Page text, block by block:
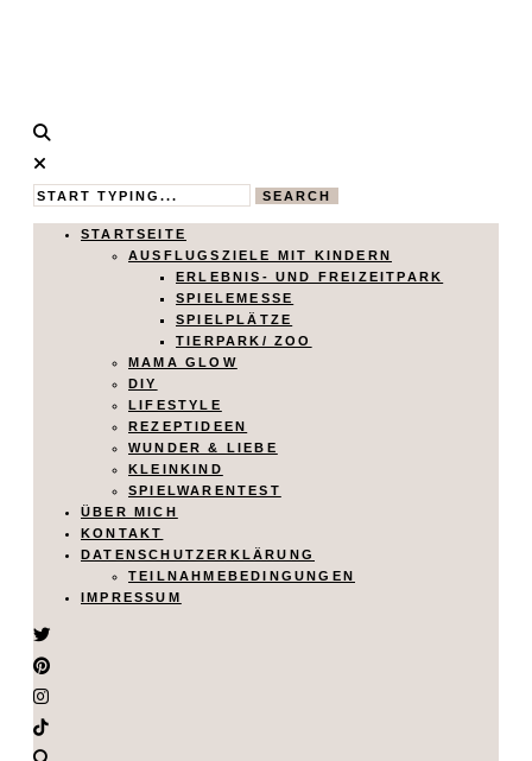
Calistas
Traum
MAMABLOG
SEARCH
STARTSEITE
AUSFLUGSZIELE MIT KINDERN
ERLEBNIS- UND FREIZEITPARK
SPIELEMESSE
SPIELPLÄTZE
TIERPARK/ ZOO
MAMA GLOW
DIY
LIFESTYLE
REZEPTIDEEN
WUNDER & LIEBE
KLEINKIND
SPIELWARENTEST
ÜBER MICH
KONTAKT
DATENSCHUTZERKLÄRUNG
TEILNAHMEBEDINGUNGEN
IMPRESSUM